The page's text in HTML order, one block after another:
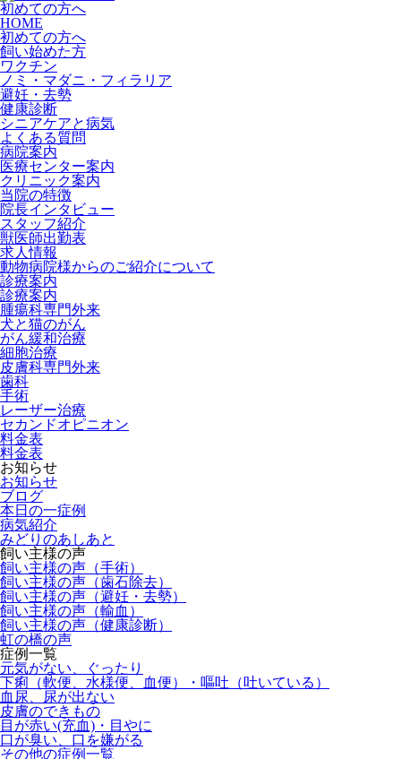
初めての方へ
HOME
初めての方へ
飼い始めた方
ワクチン
ノミ・マダニ・フィラリア
避妊・去勢
健康診断
シニアケアと病気
よくある質問
病院案内
医療センター案内
クリニック案内
当院の特徴
院長インタビュー
スタッフ紹介
獣医師出勤表
求人情報
動物病院様からのご紹介について
診療案内
診療案内
腫瘍科専門外来
犬と猫のがん
がん緩和治療
細胞治療
皮膚科専門外来
歯科
手術
レーザー治療
セカンドオピニオン
料金表
料金表
お知らせ
お知らせ
ブログ
本日の一症例
病気紹介
みどりのあしあと
飼い主様の声
飼い主様の声（手術）
飼い主様の声（歯石除去）
飼い主様の声（避妊・去勢）
飼い主様の声（輸血）
飼い主様の声（健康診断）
虹の橋の声
症例一覧
元気がない、ぐったり
下痢（軟便、水様便、血便）・嘔吐（吐いている）
血尿、尿が出ない
皮膚のできもの
目が赤い(充血)・目やに
口が臭い、口を嫌がる
その他の症例一覧